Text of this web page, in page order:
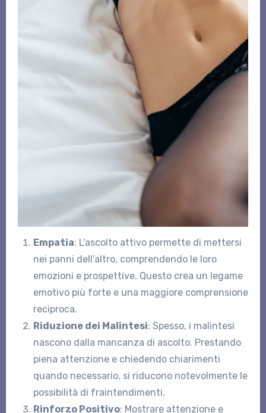
Empatia: L’ascolto attivo permette di mettersi
nei panni dell’altro, comprendendo le loro
emozioni e prospettive. Questo crea un legame
emotivo più forte e una maggiore comprensione
reciproca.
Riduzione dei Malintesi: Spesso, i malintesi
nascono dalla mancanza di ascolto. Prestando
piena attenzione e chiedendo chiarimenti
quando necessario, si riducono notevolmente le
possibilità di fraintendimenti.
Rinforzo Positivo: Mostrare attenzione e